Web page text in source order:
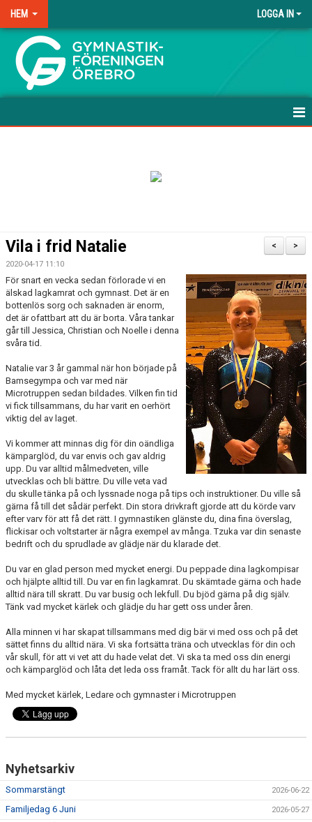
HEM LOGGA IN
.
TRÄNINGSAVGIFTER
FÖRENINGSKLÄDER
KALENDER & MINIBUSS
OM FÖRENINGEN
KONTAKT
>
<
Vila i frid Natalie
2020-04-17 11:10
För snart en vecka sedan förlorade vi en
älskad lagkamrat och gymnast. Det är en
bottenlös sorg och saknaden är enorm,
det är ofattbart att du är borta. Våra tankar
går till Jessica, Christian och Noelle i denna
svåra tid.
Natalie var 3 år gammal när hon började på
Bamsegympa och var med när
Microtruppen sedan bildades. Vilken fin tid
vi fick tillsammans, du har varit en oerhört
viktig del av laget.
Vi kommer att minnas dig för din oändliga
kämparglöd, du var envis och gav aldrig
upp. Du var alltid målmedveten, ville
utvecklas och bli bättre. Du ville veta vad
du skulle tänka på och lyssnade noga på tips och instruktioner. Du ville så
gärna få till det sådär perfekt. Din stora drivkraft gjorde att du körde varv
efter varv för att få det rätt. I gymnastiken glänste du, dina fina överslag,
flickisar och voltstarter är några exempel av många. Tzuka var din senaste
bedrift och du sprudlade av glädje när du klarade det.
Du var en glad person med mycket energi. Du peppade dina lagkompisar
och hjälpte alltid till. Du var en fin lagkamrat. Du skämtade gärna och hade
alltid nära till skratt. Du var busig och lekfull. Du bjöd gärna på dig själv.
Tänk vad mycket kärlek och glädje du har gett oss under åren.
Alla minnen vi har skapat tillsammans med dig bär vi med oss och på det
sättet finns du alltid nära. Vi ska fortsätta träna och utvecklas för din och
vår skull, för att vi vet att du hade velat det. Vi ska ta med oss din energi
och kämparglöd och låta det leda oss framåt. Tack för allt du har lärt oss.
Med mycket kärlek, Ledare och gymnaster i Microtruppen
Nyhetsarkiv
Sommarstängt 2026-06-22
Familjedag 6 Juni 2026-05-27